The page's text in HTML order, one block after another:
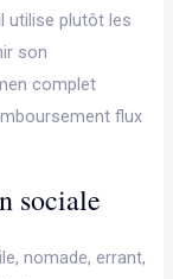
utilise plutôt les
son
complet
flux
sociale
nomade, errant,